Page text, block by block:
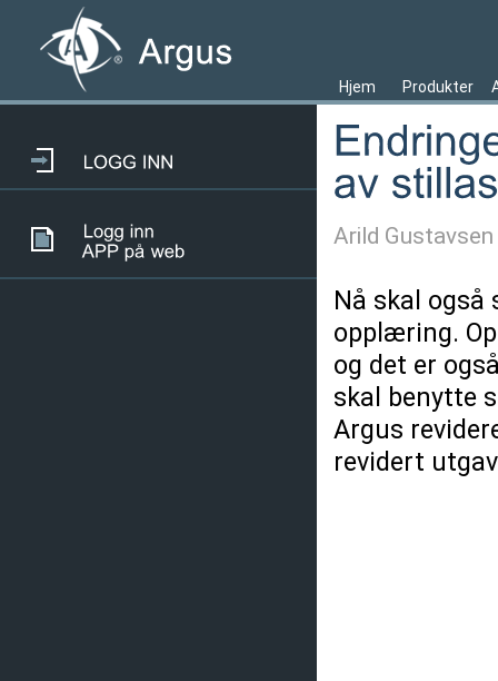
Hjem Produkter
Arild
Nå skal også
opplæring.
og det er
skal benytte
Argus
revidert